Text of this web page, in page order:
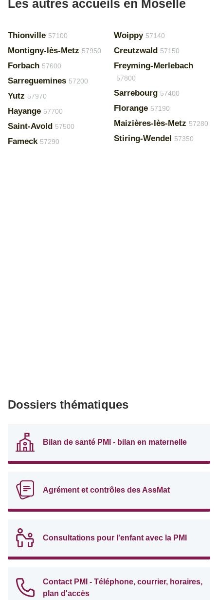
Les autres accueils en Moselle
Thionville 57100
Montigny-lès-Metz 57950
Forbach 57600
Sarreguemines 57200
Yutz 57970
Hayange 57700
Saint-Avold 57500
Fameck 57290
Woippy 57140
Creutzwald 57150
Freyming-Merlebach
57800
Sarrebourg 57400
Florange 57190
Maizières-lès-Metz 57280
Stiring-Wendel 57350
Dossiers thématiques
Bilan de santé PMI - bilan en maternelle
Agrément et contrôles des AssMat
Consultations pour l'enfant avec la PMI
Contact PMI - Téléphone, courrier, horaires,
plan d'accès